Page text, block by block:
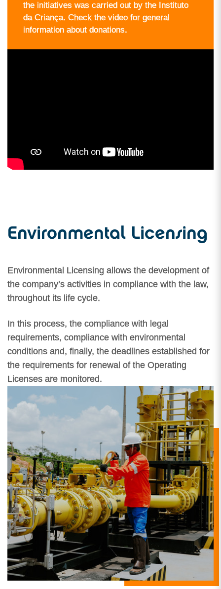
the initiatives was carried out by the Instituto
da Criança. Check the video for general
information about donations.
Environmental Licensing
Environmental Licensing allows the development of
the company’s activities in compliance with the law,
throughout its life cycle.
In this process, the compliance with legal
requirements, compliance with environmental
conditions and, finally, the deadlines established for
the requirements for renewal of the Operating
Licenses are monitored.